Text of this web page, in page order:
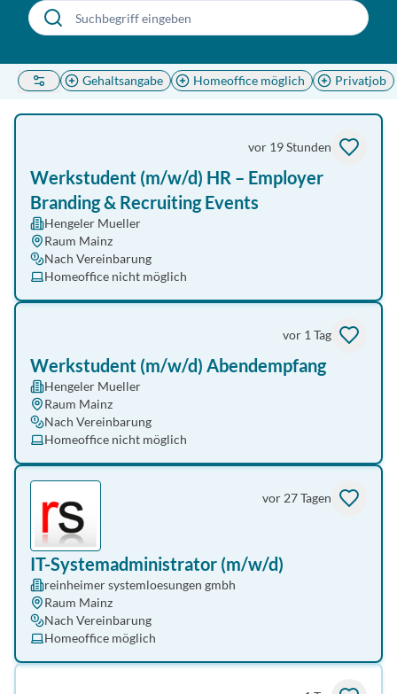
Gehaltsangabe Homeoffice möglich Privatjob
vor 19 Stunden
Werkstudent (m/w/d) HR – Employer
Branding & Recruiting Events
Hengeler Mueller
Raum Mainz
Nach Vereinbarung
Homeoffice nicht möglich
vor 1 Tag
Werkstudent (m/w/d) Abendempfang
Hengeler Mueller
Raum Mainz
Nach Vereinbarung
Homeoffice nicht möglich
vor 27 Tagen
IT-Systemadministrator (m/w/d)
reinheimer systemloesungen gmbh
Raum Mainz
Nach Vereinbarung
Homeoffice möglich